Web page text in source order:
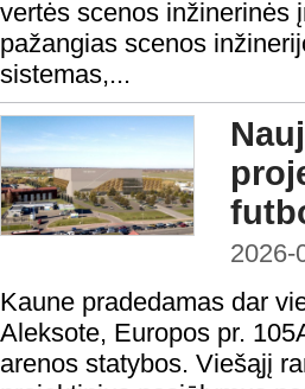
vertės scenos inžinerinės
pažangias scenos
sistemas,...
2026-
Kaune pradedamas dar
Aleksote, Europos pr.
arenos statybos. Viešąjį